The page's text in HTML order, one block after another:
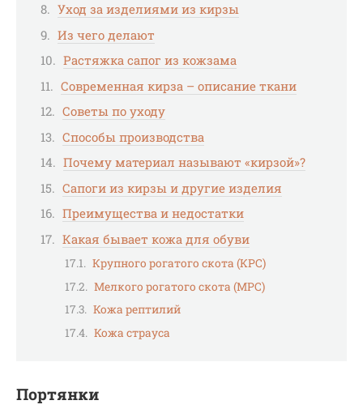
Уход за изделиями из кирзы
Из чего делают
Растяжка сапог из кожзама
Современная кирза – описание ткани
Советы по уходу
Способы производства
Почему материал называют «кирзой»?
Сапоги из кирзы и другие изделия
Преимущества и недостатки
Какая бывает кожа для обуви
Крупного рогатого скота (КРС)
Мелкого рогатого скота (МРС)
Кожа рептилий
Кожа страуса
Портянки